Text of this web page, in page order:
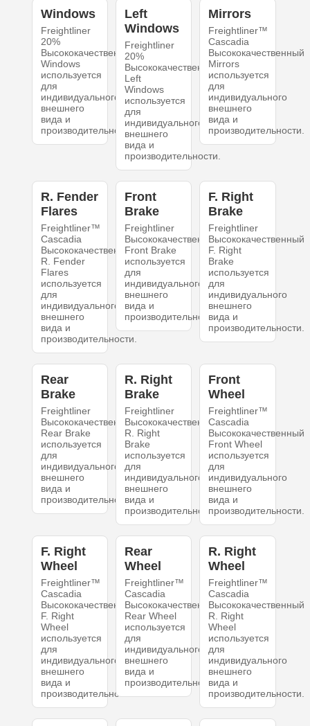
Windows
Freightliner
20%
Высококачественный
Windows
используется
для
индивидуального
внешнего
вида и
производительности.
Left
Windows
Freightliner
20%
Высококачественный
Left
Windows
используется
для
индивидуального
внешнего
вида и
производительности.
Mirrors
Freightliner™
Cascadia
Высококачественный
Mirrors
используется
для
индивидуального
внешнего
вида и
производительности.
R. Fender
Flares
Freightliner™
Cascadia
Высококачественный
R. Fender
Flares
используется
для
индивидуального
внешнего
вида и
производительности.
Front
Brake
Freightliner
Высококачественный
Front Brake
используется
для
индивидуального
внешнего
вида и
производительности.
F. Right
Brake
Freightliner
Высококачественный
F. Right
Brake
используется
для
индивидуального
внешнего
вида и
производительности.
Rear
Brake
Freightliner
Высококачественный
Rear Brake
используется
для
индивидуального
внешнего
вида и
производительности.
R. Right
Brake
Freightliner
Высококачественный
R. Right
Brake
используется
для
индивидуального
внешнего
вида и
производительности.
Front
Wheel
Freightliner™
Cascadia
Высококачественный
Front Wheel
используется
для
индивидуального
внешнего
вида и
производительности.
F. Right
Wheel
Freightliner™
Cascadia
Высококачественный
F. Right
Wheel
используется
для
индивидуального
внешнего
вида и
производительности.
Rear
Wheel
Freightliner™
Cascadia
Высококачественный
Rear Wheel
используется
для
индивидуального
внешнего
вида и
производительности.
R. Right
Wheel
Freightliner™
Cascadia
Высококачественный
R. Right
Wheel
используется
для
индивидуального
внешнего
вида и
производительности.